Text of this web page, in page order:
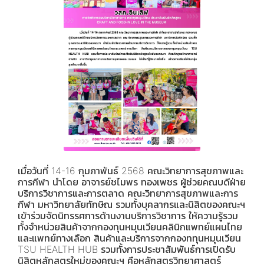
เมื่อวันที่ 14-16 กุมภาพันธ์ 2568 คณะวิทยาการสุขภาพและ
การกีฬา นำโดย อาจารย์ชไมพร ทองเพชร ผู้ช่วยคณบดีฝ่าย
บริการวิชาการและการตลาด คณะวิทยาการสุขภาพและการ
กีฬา มหาวิทยาลัยทักษิณ รวมทั้งบุคลากรและนิสิตของคณะฯ
เข้าร่วมจัดนิทรรศการด้านงานบริการวิชาการ ให้ความรู้รวม
ทั้งจำหน่วยสินค้าจากกองทุนหมุนเวียนคลินิกแพทย์แผนไทย
และแพทย์ทางเลือก สินค้าและบริการจากกองททุนหมุนเวียน
TSU HEALTH HUB รวมทั้งการประชาสัมพันธ์การเปิดรับ
นิสิตหลักสูตรใหม่ของคณะฯ คือหลักสูตรวิทยาศาสตร์